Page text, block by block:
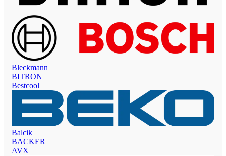
Bleckmann
BITRON
Bestcool
Balcik
BACKER
AVX